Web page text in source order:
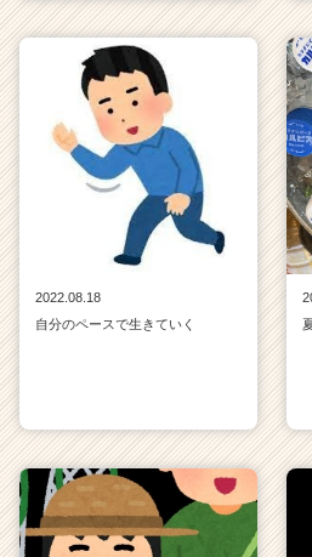
2022.08.18
自分のペースで生きていく